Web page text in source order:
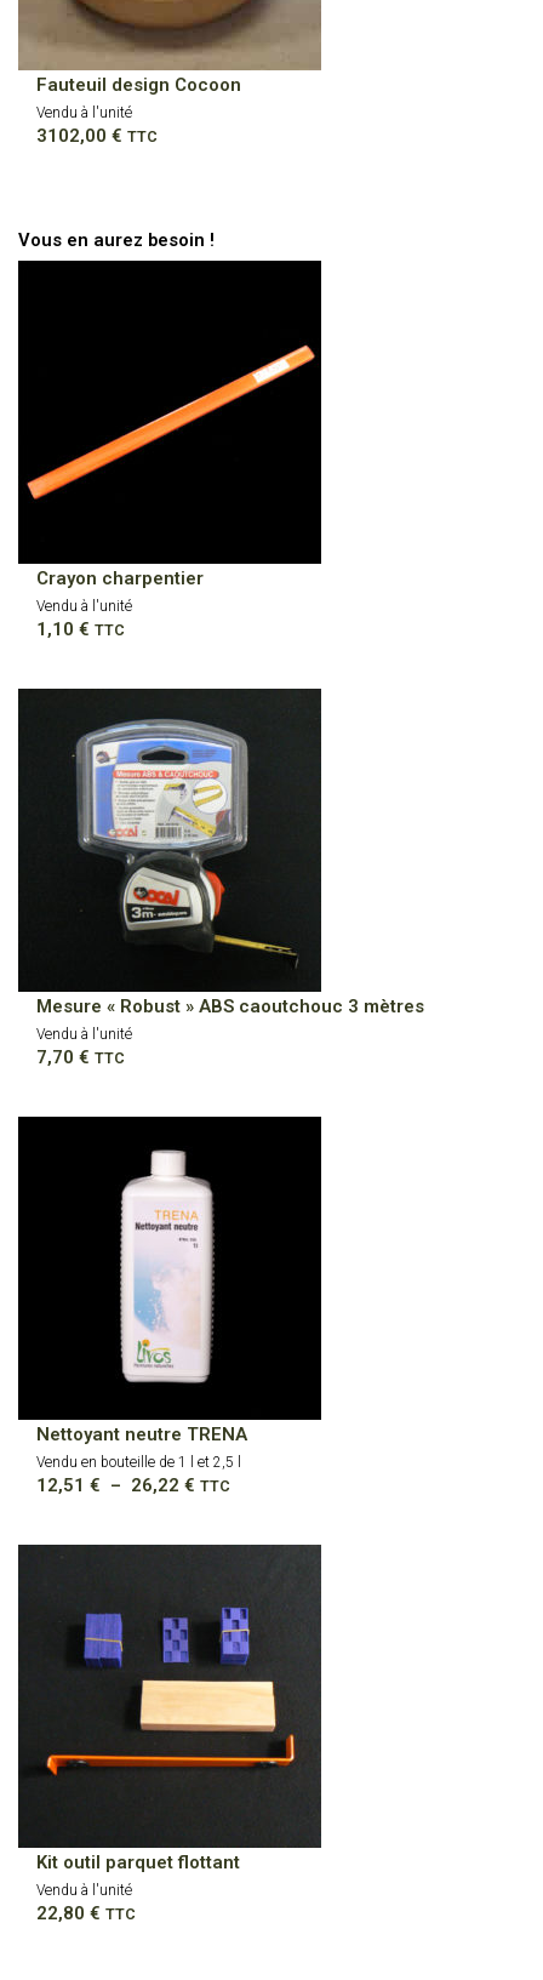
Fauteuil design Cocoon
Vendu à l'unité
3102,00 € TTC
Vous en aurez besoin !
Crayon charpentier
Vendu à l'unité
1,10 € TTC
Mesure « Robust » ABS caoutchouc 3 mètres
Vendu à l'unité
7,70 € TTC
Nettoyant neutre TRENA
Vendu en bouteille de 1 l et 2,5 l
12,51 € – 26,22 € Plage
12,51 €
TTC
Kit outil parquet flottant
Vendu à l'unité
22,80 € TTC